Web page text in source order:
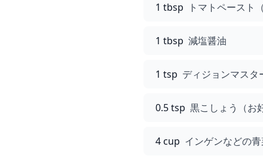
1 tbsp トマトペースト
1 tbsp 減塩醤油
1 tsp ディジョンマスタ
0.5 tsp 黒こしょう（お
4 cup インゲンなどの